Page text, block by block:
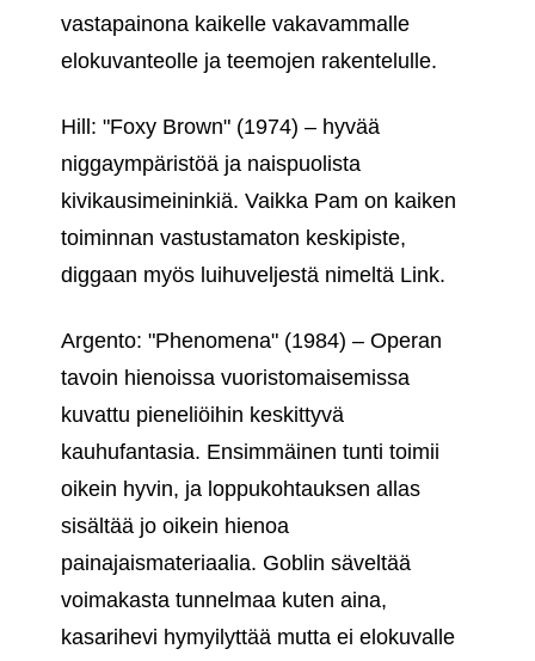
vastapainona kaikelle vakavammalle
elokuvanteolle ja teemojen rakentelulle.
Hill: "Foxy Brown" (1974) – hyvää
niggaympäristöä ja naispuolista
kivikausimeininkiä. Vaikka Pam on kaiken
toiminnan vastustamaton keskipiste,
diggaan myös luihuveljestä nimeltä Link.
Argento: "Phenomena" (1984) – Operan
tavoin hienoissa vuoristomaisemissa
kuvattu pieneliöihin keskittyvä
kauhufantasia. Ensimmäinen tunti toimii
oikein hyvin, ja loppukohtauksen allas
sisältää jo oikein hienoa
painajaismateriaalia. Goblin säveltää
voimakasta tunnelmaa kuten aina,
kasarihevi hymyilyttää mutta ei elokuvalle